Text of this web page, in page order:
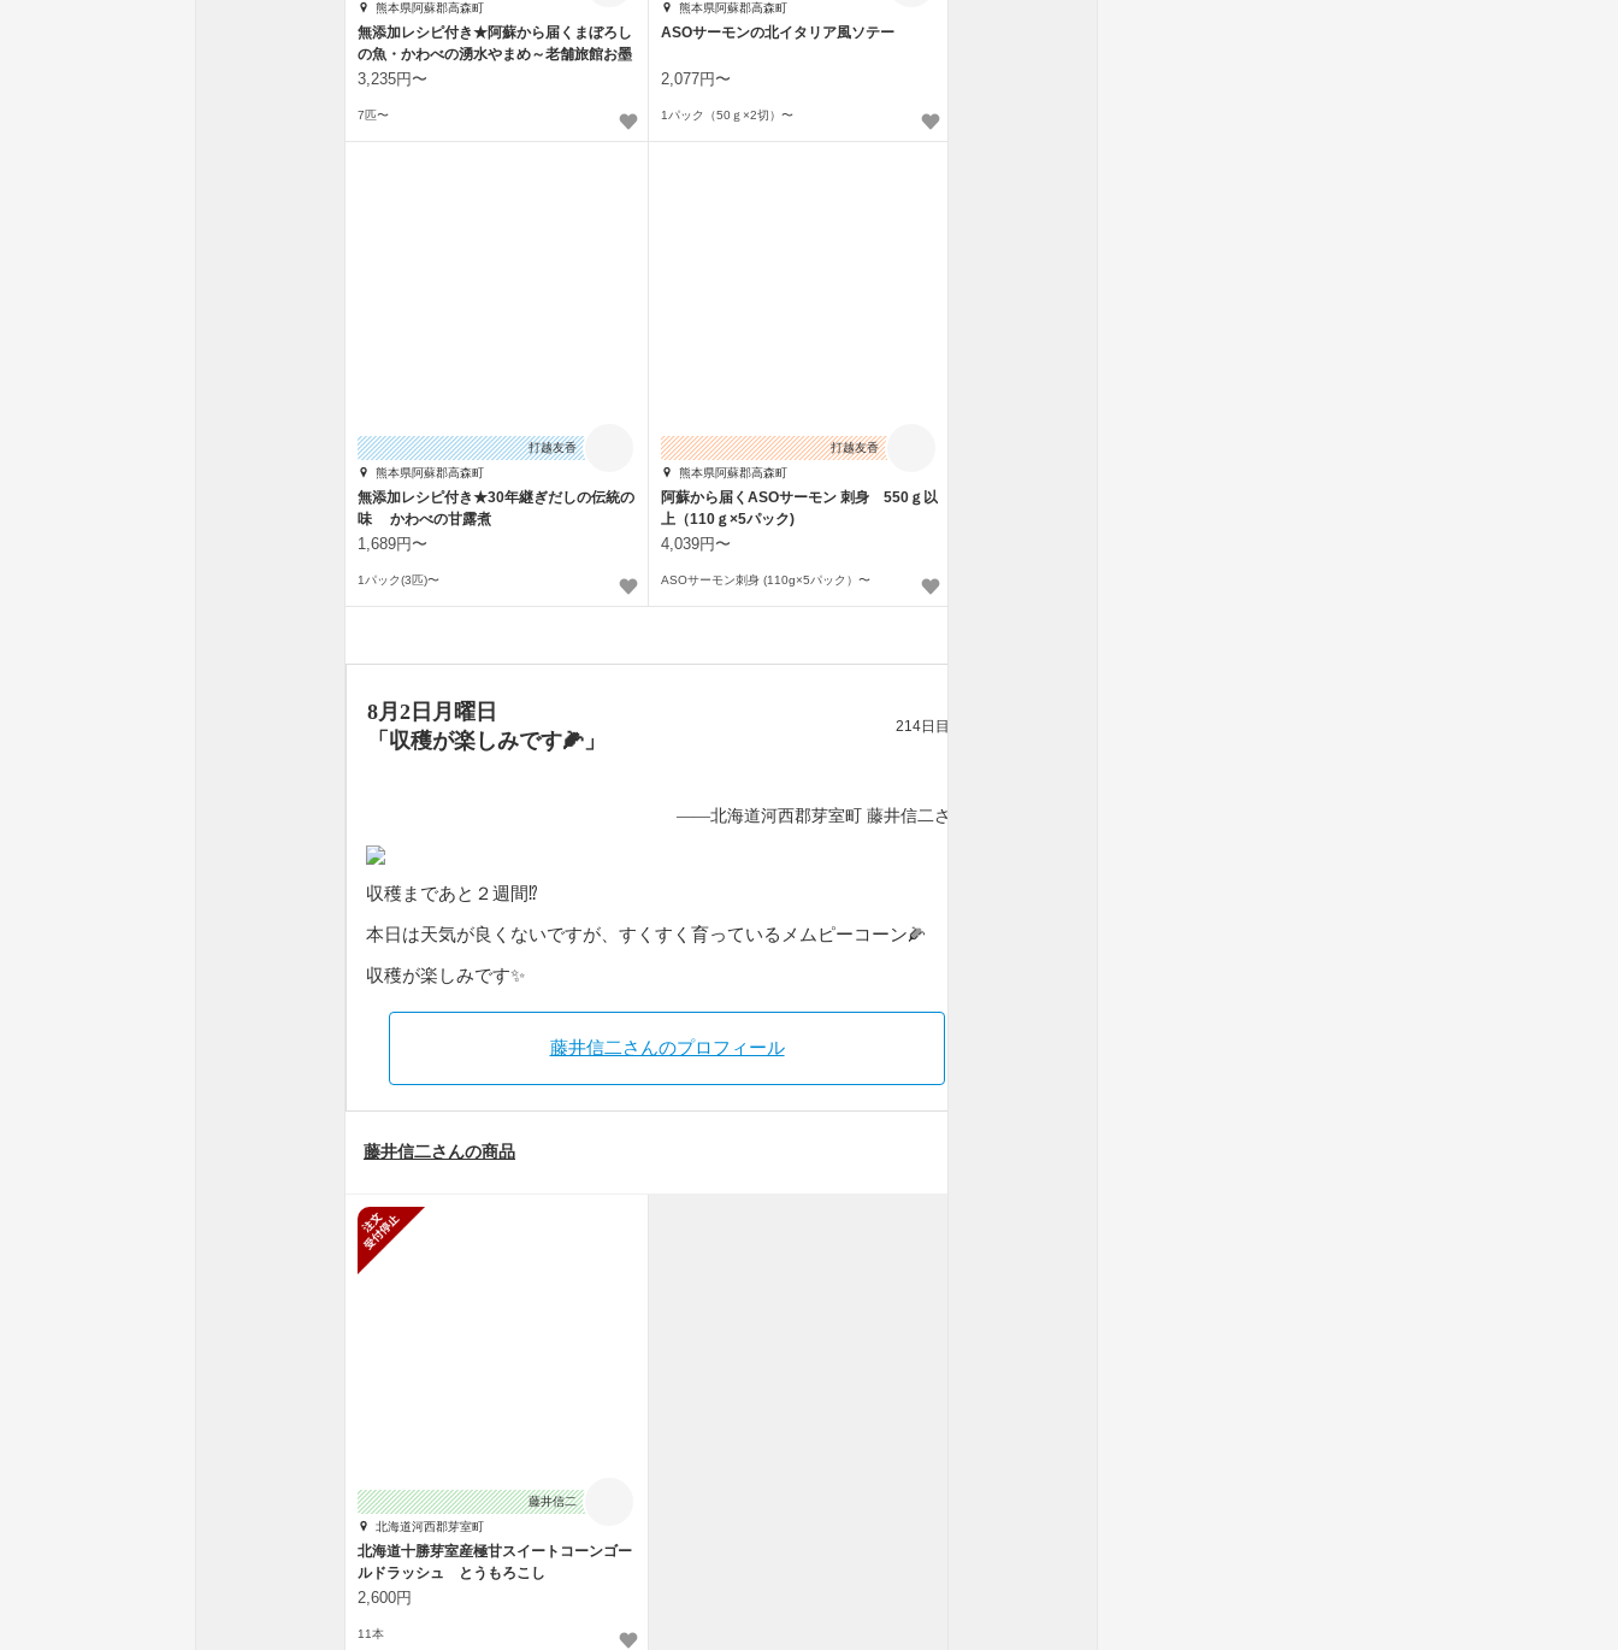
熊本県阿蘇郡高森町
無添加レシピ付き★阿蘇から届くまぼろし
の魚・かわべの湧水やまめ～老舗旅館お墨
付き
3,235円〜
7匹〜
熊本県阿蘇郡高森町
ASOサーモンの北イタリア風ソテー
2,077円〜
1パック（50ｇ×2切）〜
打越友香
熊本県阿蘇郡高森町
無添加レシピ付き★30年継ぎだしの伝統の
味 かわべの甘露煮
1,689円〜
1パック(3匹)〜
打越友香
熊本県阿蘇郡高森町
阿蘇から届くASOサーモン 刺身 550ｇ以
上（110ｇ×5パック)
4,039円〜
ASOサーモン刺身 (110g×5パック）〜
8月2日月曜日
「 収穫が楽しみです🌽 」
214日目
——北海道河西郡芽室町 藤井信二さん
収穫まであと２週間⁉️
本日は天気が良くないですが、すくすく育っているメムピーコーン🌽
収穫が楽しみです✨
藤井信二さんのプロフィール
藤井信二さんの商品
藤井信二
北海道河西郡芽室町
北海道十勝芽室産極甘スイートコーンゴー
ルドラッシュ とうもろこし
2,600円
11本